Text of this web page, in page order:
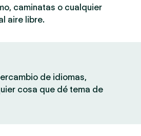
caminatas o cualquier
aire libre.
de idiomas,
cosa que dé tema de